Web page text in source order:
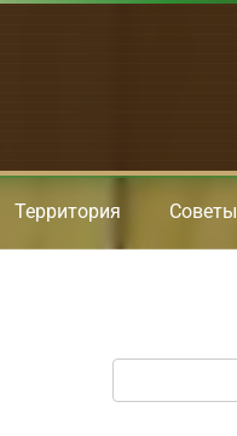
Территория Советы